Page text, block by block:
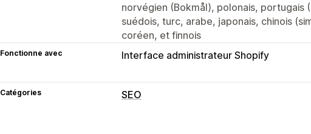
norvégien (Bokmål), polonais, portugais
suédois, turc, arabe, japonais, chinois
coréen, et finnois
Fonctionne avec Interface administrateur Shopify
Catégories SEO